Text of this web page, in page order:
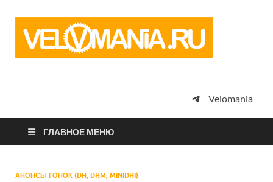
просто
Velomania
ГЛАВНОЕ МЕНЮ
АНОНСЫ ГОНОК (DH, DHM, MINIDHI)